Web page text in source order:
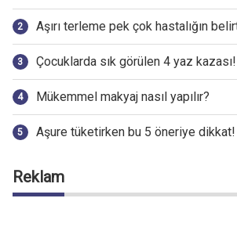
Aşırı terleme pek çok hastalığın
Çocuklarda sık görülen 4 yaz kazası!
Mükemmel makyaj nasıl yapılır?
Aşure tüketirken bu 5 öneriye dikkat!
Reklam